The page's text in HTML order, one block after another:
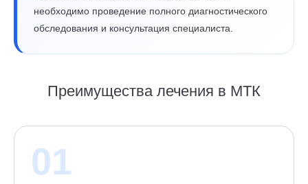
необходимо проведение полного диагностического
обследования и консультация специалиста.
Преимущества лечения в МТК
01